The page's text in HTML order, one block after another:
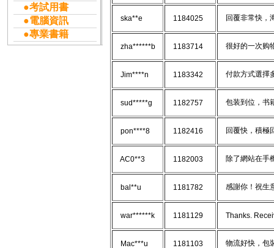
●考試用書
●電腦資訊
●專業書籍
ska**e 1184025 回覆非常快，
zha******b 1183714 很好的一次购
Jim****n 1183342 付款方式選擇
sud*****g 1182757 包装到位，书
pon****8 1182416 回覆快，積極
AC0**3 1182003 除了網站在手
bal**u 1181782 感謝你！祝生
war******k 1181129 Thanks.
Mac***u 1181103 物流好快，包